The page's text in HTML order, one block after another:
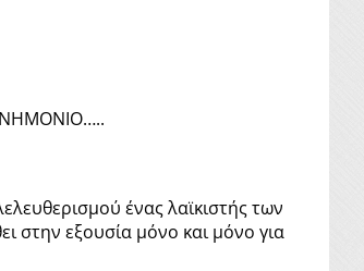
ένας λαϊκιστής των
στην εξουσία μόνο και μόνο για